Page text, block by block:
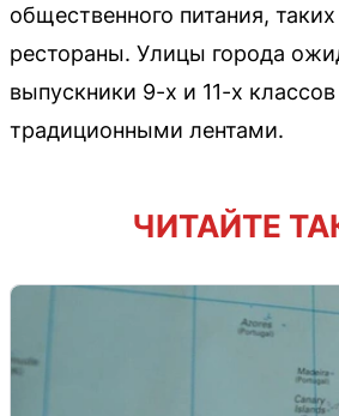
общественного питания,
рестораны. Улицы города
выпускники 9-х и 11-х
традиционными лентами.
ЧИТАЙТЕ